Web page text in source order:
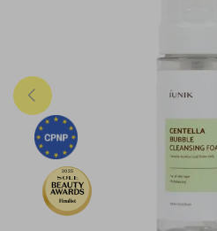
2025
Finalist